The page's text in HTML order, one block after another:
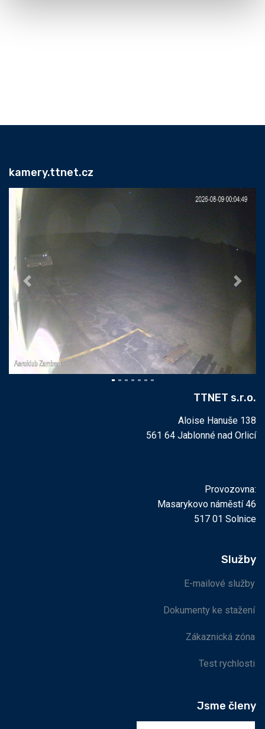
kamery.ttnet.cz
Previous Next
TTNET s.r.o.
Aloise Hanuše 138
561 64 Jablonné nad Orlicí
Provozovna:
Masarykovo náměstí 46
517 01 Solnice
Služby
E-mailové služby
Dokumenty ke stažení
Zákaznická zóna
Test rychlosti
Jsme členy